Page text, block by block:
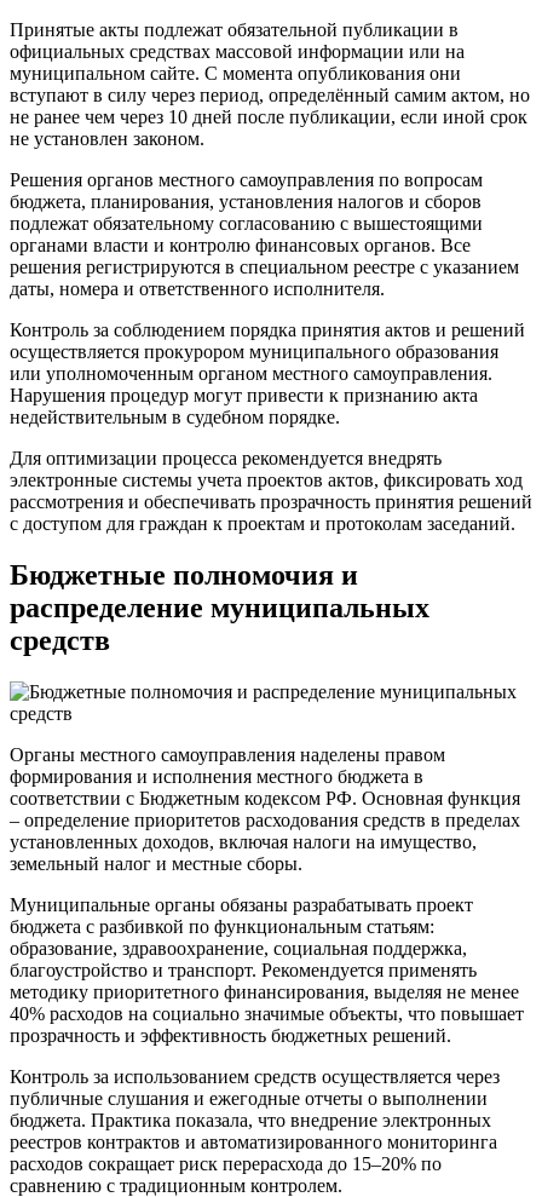
Принятые акты подлежат обязательной публикации в
официальных средствах массовой информации или на
муниципальном сайте. С момента опубликования они
вступают в силу через период, определённый самим актом, но
не ранее чем через 10 дней после публикации, если иной срок
не установлен законом.
Решения органов местного самоуправления по вопросам
бюджета, планирования, установления налогов и сборов
подлежат обязательному согласованию с вышестоящими
органами власти и контролю финансовых органов. Все
решения регистрируются в специальном реестре с указанием
даты, номера и ответственного исполнителя.
Контроль за соблюдением порядка принятия актов и решений
осуществляется прокурором муниципального образования
или уполномоченным органом местного самоуправления.
Нарушения процедур могут привести к признанию акта
недействительным в судебном порядке.
Для оптимизации процесса рекомендуется внедрять
электронные системы учета проектов актов, фиксировать ход
рассмотрения и обеспечивать прозрачность принятия решений
с доступом для граждан к проектам и протоколам заседаний.
Бюджетные полномочия и
распределение муниципальных
средств
Органы местного самоуправления наделены правом
формирования и исполнения местного бюджета в
соответствии с Бюджетным кодексом РФ. Основная функция
– определение приоритетов расходования средств в пределах
установленных доходов, включая налоги на имущество,
земельный налог и местные сборы.
Муниципальные органы обязаны разрабатывать проект
бюджета с разбивкой по функциональным статьям:
образование, здравоохранение, социальная поддержка,
благоустройство и транспорт. Рекомендуется применять
методику приоритетного финансирования, выделяя не менее
40% расходов на социально значимые объекты, что повышает
прозрачность и эффективность бюджетных решений.
Контроль за использованием средств осуществляется через
публичные слушания и ежегодные отчеты о выполнении
бюджета. Практика показала, что внедрение электронных
реестров контрактов и автоматизированного мониторинга
расходов сокращает риск перерасхода до 15–20% по
сравнению с традиционным контролем.